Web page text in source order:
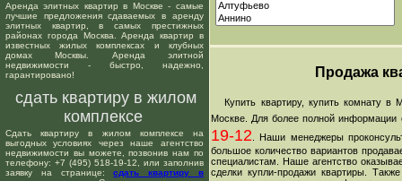
Аренда элитных квартир в Москве - самые
лучшие предложения сдаваемых в аренду
элитных квартир, в самых престижных
районах города Москва. Аренда квартир в
известных жилых комплексах и клубных
домах Москвы. Аренда элитной
недвижимости - быстро, надежно,
гарантировано!
сдать квартиру в жилом
комплексе
Сдать квартиру в жилом комплексе на
выгодных условиях через наше агентство
недвижимости вы можете, позвонив нам по
телефону: +7 (495) 518-19-12, или заполнив
заявку на странице:сдать квартиру в
Продажа
Купить квартиру, купить комнату в
Москве. Для более полной информации
19-12 . Наши менеджеры
большое количество вариантов
специалистам. Наше агентство
сделки купли-продажи квартиры.